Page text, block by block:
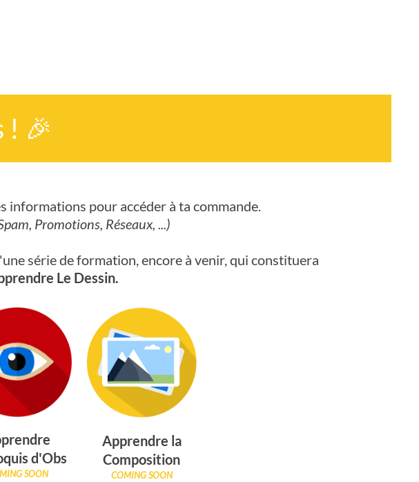
! 🎉
informations pour accéder à ta commande.
Promotions, Réseaux, ...)
série de formation, encore à venir, qui constituera
Le Dessin.
d'Obs
SOON
Apprendre la
Composition
COMING SOON